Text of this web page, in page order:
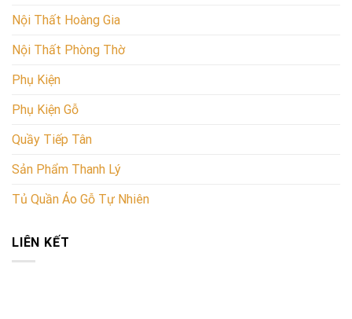
Nội Thất Hoàng Gia
Nội Thất Phòng Thờ
Phụ Kiện
Phụ Kiện Gỗ
Quầy Tiếp Tân
Sản Phẩm Thanh Lý
Tủ Quần Áo Gỗ Tự Nhiên
LIÊN KẾT